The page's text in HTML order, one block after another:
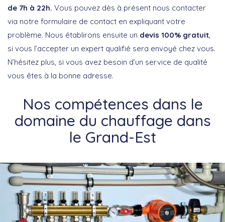
de 7h à 22h. Vous pouvez dès à présent nous contacter
via notre formulaire de contact en expliquant votre
problème. Nous établirons ensuite un devis 100% gratuit,
si vous l’accepter un expert qualifié sera envoyé chez vous.
N’hésitez plus, si vous avez besoin d’un service de qualité
vous êtes à la bonne adresse.
Nos compétences dans le
domaine du chauffage dans
le Grand-Est